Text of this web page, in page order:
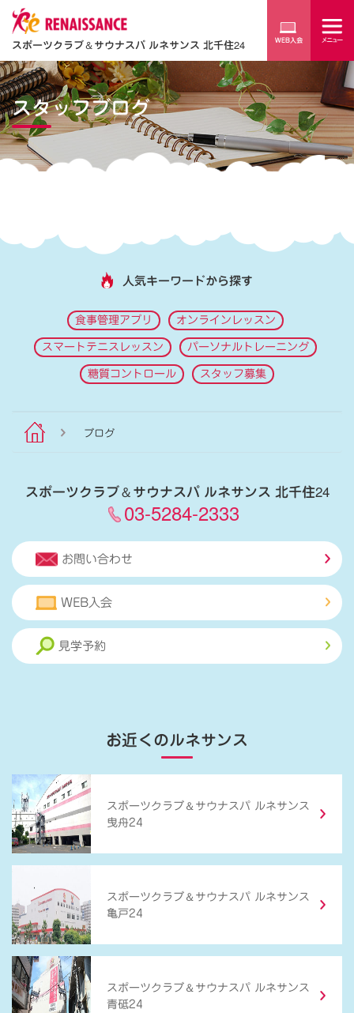
スポーツクラブ＆サウナスパ ルネサンス 北千住24
スタッフブログ
人気キーワードから探す
食事管理アプリ オンラインレッスン
スマートテニスレッスン パーソナルトレーニング
糖質コントロール スタッフ募集
ブログ
スポーツクラブ＆サウナスパ ルネサンス 北千住24
03-5284-2333
お問い合わせ
WEB入会
見学予約
お近くのルネサンス
スポーツクラブ ＆ サウナスパ ルネサンス
曳舟24
スポーツクラブ ＆ サウナスパ ルネサンス
亀戸24
スポーツクラブ ＆ サウナスパ ルネサンス
青砥24